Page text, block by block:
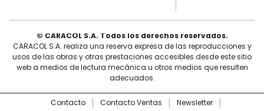
© CARACOL S.A. Todos los derechos reservados.
CARACOL S.A. realiza una reserva expresa de las reproducciones y
usos de las obras y otras prestaciones accesibles desde este sitio
web a medios de lectura mecánica u otros medios que resulten
adecuados.
Contacto Contacto Ventas Newsletter